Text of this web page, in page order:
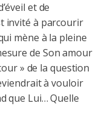
et de
invité à parcourir
mène à la pleine
de Son amour
» de la question
à vouloir
que Lui… Quelle